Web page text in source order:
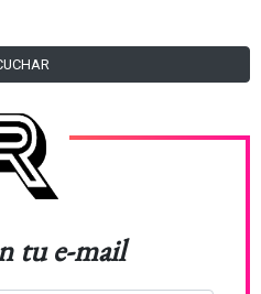
tu e-mail